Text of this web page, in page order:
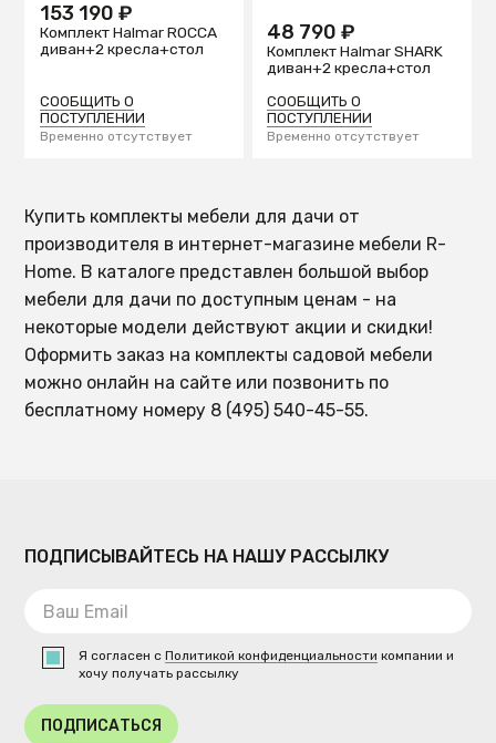
153 190 ₽
Комплект Halmar ROCCA
диван+2 кресла+стол
СООБЩИТЬ О
ПОСТУПЛЕНИИ
Временно отсутствует
48 790 ₽
Комплект Halmar SHARK
диван+2 кресла+стол
СООБЩИТЬ О
ПОСТУПЛЕНИИ
Временно отсутствует
Купить комплекты мебели для дачи от
производителя в интернет-магазине мебели R-
Home. В каталоге представлен большой выбор
мебели для дачи по доступным ценам - на
некоторые модели действуют акции и скидки!
Оформить заказ на комплекты садовой мебели
можно онлайн на сайте или позвонить по
бесплатному номеру 8 (495) 540-45-55.
ПОДПИСЫВАЙТЕСЬ НА НАШУ РАССЫЛКУ
Я согласен сПолитикой конфиденциальности компании и
хочу получать рассылку
ПОДПИСАТЬСЯ